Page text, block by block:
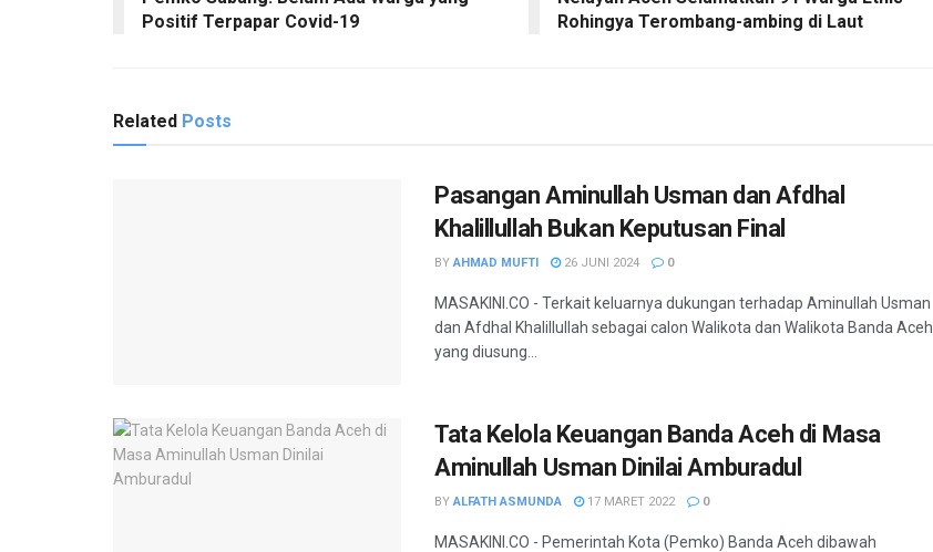
Positif Terpapar Covid-19
Rohingya Terombang-ambing di Laut
Related Posts
Pasangan Aminullah Usman dan Afdhal
Khalillullah Bukan Keputusan Final
BY AHMAD MUFTI 26 JUNI 2024 0
MASAKINI.CO - Terkait keluarnya dukungan terhadap Aminullah Usman
dan Afdhal Khalillullah sebagai calon Walikota dan Walikota Banda Aceh
yang diusung...
Tata Kelola Keuangan Banda Aceh di Masa
Aminullah Usman Dinilai Amburadul
BY ALFATH ASMUNDA 17 MARET 2022 0
MASAKINI.CO - Pemerintah Kota (Pemko) Banda Aceh dibawah